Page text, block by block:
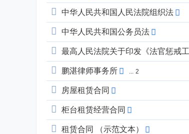
中华人民共和国人民法院组织法
中华人民共和国公务员法
最高人民法院关于印发《法官惩戒
鹏湛律师事务所 ... 2
房屋租赁合同
柜台租赁经营合同
租赁合同 （示范文本）